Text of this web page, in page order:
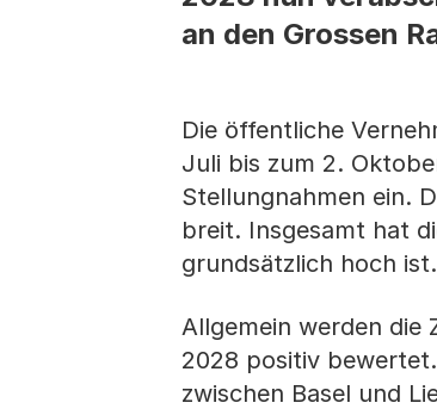
an den Grossen
Die öffentliche
Juli bis zum 2.
Stellungnahmen ein.
breit. Insgesamt hat
grundsätzlich hoch ist.
Allgemein werden die
2028 positiv
zwischen Basel und